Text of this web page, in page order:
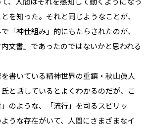
を知った。それと同じようなことが、
「神仕組み」的にもたらされたのが、
内文書』であったのではないかと思われる
書いている精神世界の重鎮・秋山眞人
氏と話しているとよくわかるのだが、こ
のような、「流行」を司るスピリッ
うな存在がいて、人間にさまざまなイ